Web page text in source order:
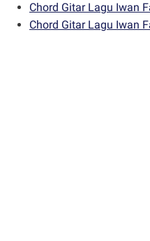
Chord Gitar Lagu Iwan
Chord Gitar Lagu Iwan